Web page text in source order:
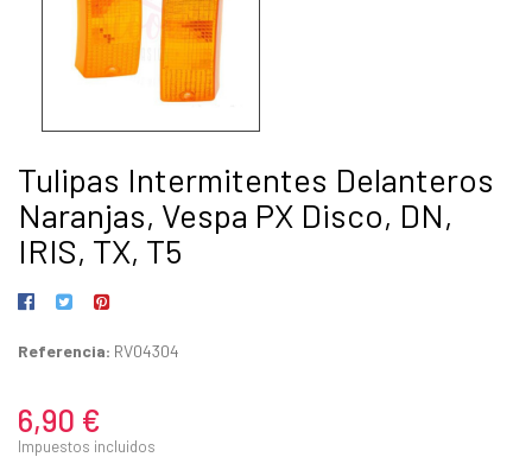
Tulipas Intermitentes Delanteros
Naranjas, Vespa PX Disco, DN,
IRIS, TX, T5
Referencia: RV04304
6,90 €
Impuestos incluidos